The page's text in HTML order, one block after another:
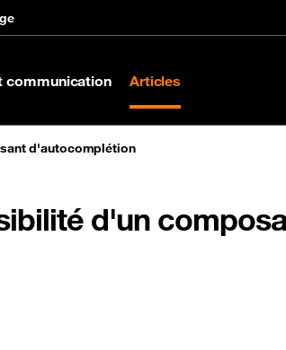
communication Articles
d'autocomplétion
d'un